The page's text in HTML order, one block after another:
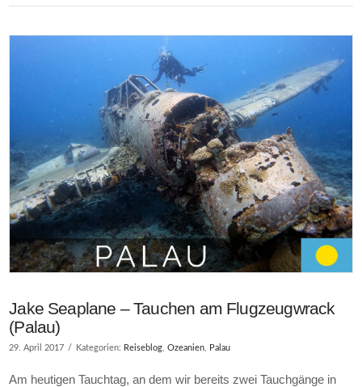
Jake Seaplane – Tauchen am Flugzeugwrack
(Palau)
29. April 2017 Kategorien: Reiseblog ,Ozeanien Palau
Am heutigen Tauchtag, an dem wir bereits zwei Tauchgänge in